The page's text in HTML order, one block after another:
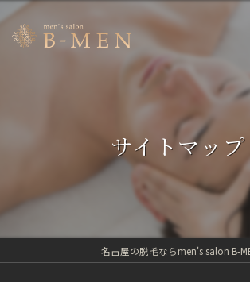
サイトマップ
名古屋の脱毛ならmen's salon B-